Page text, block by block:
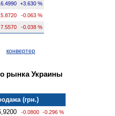
+3.630 %
-0.063 %
-0.038 %
конвертер
рынка Украины
(грн.)
-0.0800 -0.296 %